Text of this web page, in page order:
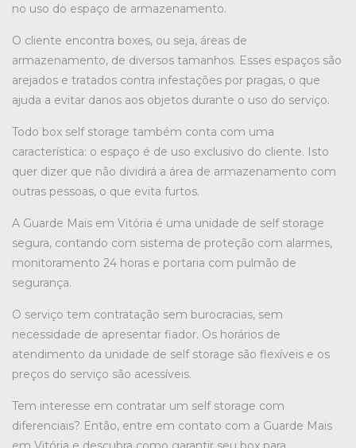
no uso do espaço de armazenamento.
O cliente encontra boxes, ou seja, áreas de
armazenamento, de diversos tamanhos. Esses espaços são
arejados e tratados contra infestações por pragas, o que
ajuda a evitar danos aos objetos durante o uso do serviço.
Todo box self storage também conta com uma
característica: o espaço é de uso exclusivo do cliente. Isto
quer dizer que não dividirá a área de armazenamento com
outras pessoas, o que evita furtos.
A Guarde Mais em Vitória é uma unidade de self storage
segura, contando com sistema de proteção com alarmes,
monitoramento 24 horas e portaria com pulmão de
segurança.
O serviço tem contratação sem burocracias, sem
necessidade de apresentar fiador. Os horários de
atendimento da unidade de self storage são flexíveis e os
preços do serviço são acessíveis.
Tem interesse em contratar um self storage com
diferenciais? Então, entre em contato com a Guarde Mais